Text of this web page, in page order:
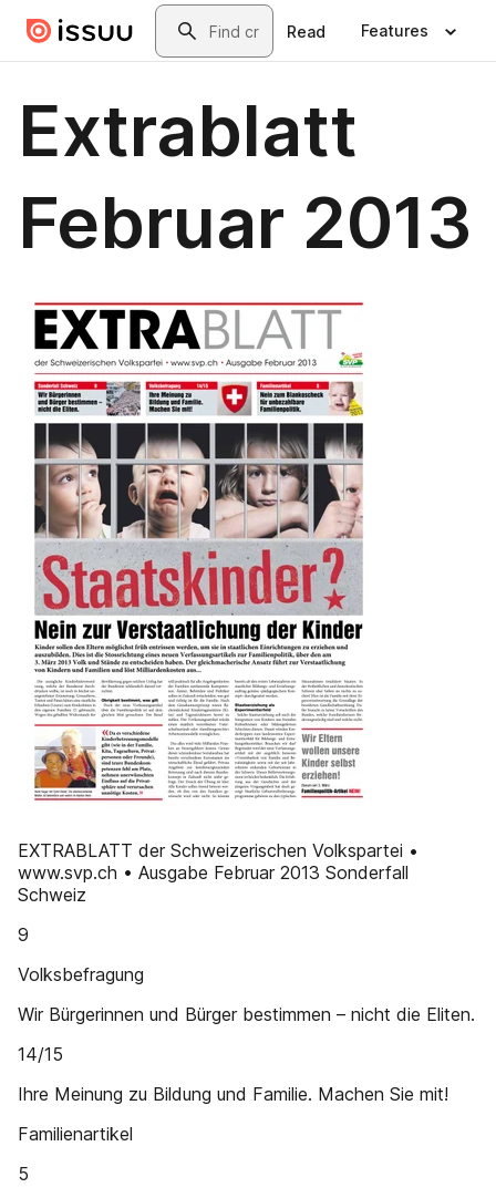
Skip to main contentSearch
Read Features
Extrablatt
Februar 2013
EXTRABLATT der Schweizerischen Volkspartei •
www.svp.ch • Ausgabe Februar 2013 Sonderfall
Schweiz
9
Volksbefragung
Wir Bürgerinnen und Bürger bestimmen – nicht die Eliten.
14/15
Ihre Meinung zu Bildung und Familie. Machen Sie mit!
Familienartikel
5